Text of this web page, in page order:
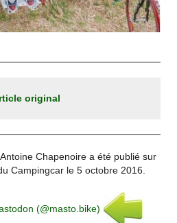
original
Chapenoire a été publié sur
Campingcar le 5 octobre 2016.
(@masto.bike)